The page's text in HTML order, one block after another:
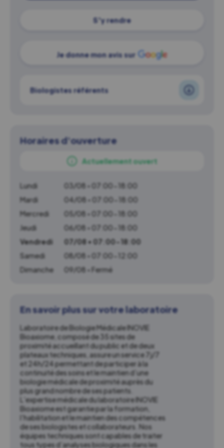
S'y rendre
Je donne mon avis sur
Biologistes référents
Horaires d'ouverture
Actuellement ouvert
Lundi
03/08 • 07:00-18:00
Mardi
04/08 • 07:00-18:00
Mercredi
05/08 • 07:00-18:00
Jeudi
06/08 • 07:00-18:00
Vendredi
07/08 • 07:00-18:00
Samedi
08/08 • 07:00-12:00
Dimanche
09/08 • Fermé
En savoir plus sur votre laboratoire
Laboratoire de Biologie Médicale INOVIE
Bioaxiome, composé de 35 sites de
proximité accueillant du public et de deux
plateaux techniques, assure un service 7j/7
et 24h/24 permettant de participer à la
continuité des soins et le maintien d’une
biologie médicale de proximité auprès du
plus grand nombre de ses patients.
L’expertise médicale du laboratoire INOVIE
Bioaxiome est garantie par la formation,
l’habilitation et le maintien des compétences
de ses biologistes et collaborateurs. Nos
équipes techniques sont capables de traiter
tous types d’analyses biologiques dans les